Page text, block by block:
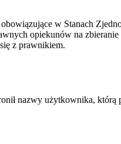
w Stanach
opiekunów na
z prawnikiem.
nazwy użytkownika,